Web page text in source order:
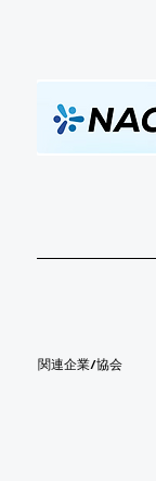
​関連企業/協会